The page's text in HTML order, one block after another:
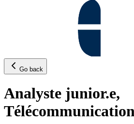
Go back
Analyste junior.e,